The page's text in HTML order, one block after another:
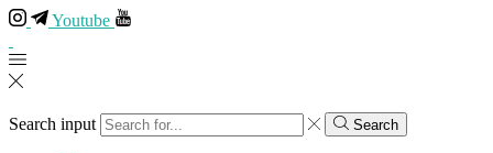
Youtube
Search input Search